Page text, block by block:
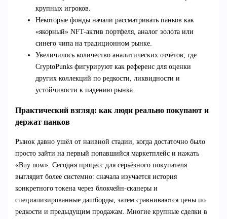
крупных игроков.
Некоторые фонды начали рассматривать панков как
«якорный» NFT-актив портфеля, аналог золота или
синего чипа на традиционном рынке.
Увеличилось количество аналитических отчётов, где
CryptoPunks фигурируют как референс для оценки
других коллекций по редкости, ликвидности и
устойчивости к падению рынка.
Практический взгляд: как люди реально покупают и
держат панков
Рынок давно ушёл от наивной стадии, когда достаточно было
просто зайти на первый попавшийся маркетплейс и нажать
«Buy now». Сегодня процесс для серьёзного покупателя
выглядит более системно: сначала изучается история
конкретного токена через блокчейн-сканеры и
специализированные дашборды, затем сравниваются цены по
редкости и предыдущим продажам. Многие крупные сделки в